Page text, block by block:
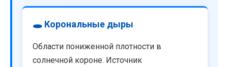
🕳️ Корональные дыры
Области пониженной плотности в
солнечной короне. Источник